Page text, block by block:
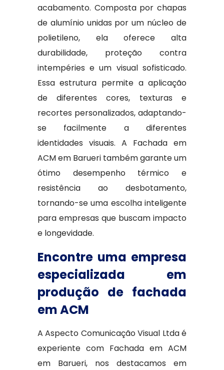
acabamento. Composta por chapas
de alumínio unidas por um núcleo de
polietileno, ela oferece alta
durabilidade, proteção contra
intempéries e um visual sofisticado.
Essa estrutura permite a aplicação
de diferentes cores, texturas e
recortes personalizados, adaptando-
se facilmente a diferentes
identidades visuais. A Fachada em
ACM em Barueri também garante um
ótimo desempenho térmico e
resistência ao desbotamento,
tornando-se uma escolha inteligente
para empresas que buscam impacto
e longevidade.
Encontre uma empresa
especializada em
produção de fachada
em ACM
A Aspecto Comunicação Visual Ltda é
experiente com Fachada em ACM
em Barueri, nos destacamos em